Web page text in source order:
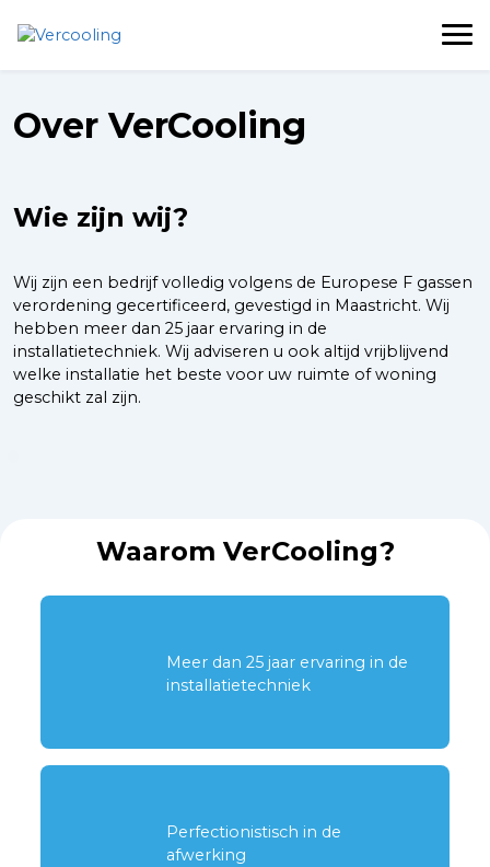
Over VerCooling
Wie zijn wij?
Wij zijn een bedrijf volledig volgens de Europese F gassen
verordening gecertificeerd, gevestigd in Maastricht. Wij
hebben meer dan 25 jaar ervaring in de
installatietechniek. Wij adviseren u ook altijd vrijblijvend
welke installatie het beste voor uw ruimte of woning
geschikt zal zijn.
Waarom VerCooling?
Meer dan 25 jaar ervaring in de
installatietechniek
Perfectionistisch in de
afwerking